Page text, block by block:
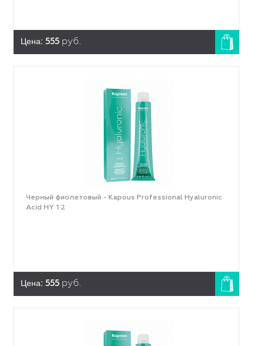
Цена: 555 руб.
Черный фиолетовый - Kapous Professional Hyaluronic
Acid HY 1.2
Цена: 555 руб.